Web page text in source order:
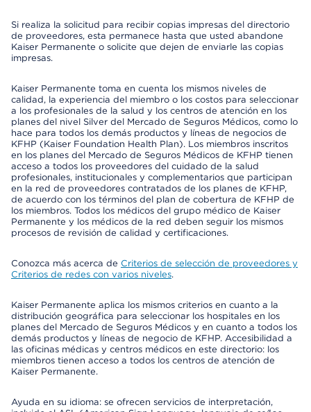
Si realiza la solicitud para recibir copias impresas del directorio
de proveedores, esta permanece hasta que usted abandone
Kaiser Permanente o solicite que dejen de enviarle las copias
impresas.
Kaiser Permanente toma en cuenta los mismos niveles de
calidad, la experiencia del miembro o los costos para seleccionar
a los profesionales de la salud y los centros de atención en los
planes del nivel Silver del Mercado de Seguros Médicos, como lo
hace para todos los demás productos y líneas de negocios de
KFHP (Kaiser Foundation Health Plan). Los miembros inscritos
en los planes del Mercado de Seguros Médicos de KFHP tienen
acceso a todos los proveedores del cuidado de la salud
profesionales, institucionales y complementarios que participan
en la red de proveedores contratados de los planes de KFHP,
de acuerdo con los términos del plan de cobertura de KFHP de
los miembros. Todos los médicos del grupo médico de Kaiser
Permanente y los médicos de la red deben seguir los mismos
procesos de revisión de calidad y certificaciones.
Conozca más acerca de Criterios de selección de proveedores y
Criterios de redes con varios niveles.
Kaiser Permanente aplica los mismos criterios en cuanto a la
distribución geográfica para seleccionar los hospitales en los
planes del Mercado de Seguros Médicos y en cuanto a todos los
demás productos y líneas de negocio de KFHP. Accesibilidad a
las oficinas médicas y centros médicos en este directorio: los
miembros tienen acceso a todos los centros de atención de
Kaiser Permanente.
Ayuda en su idioma: se ofrecen servicios de interpretación,